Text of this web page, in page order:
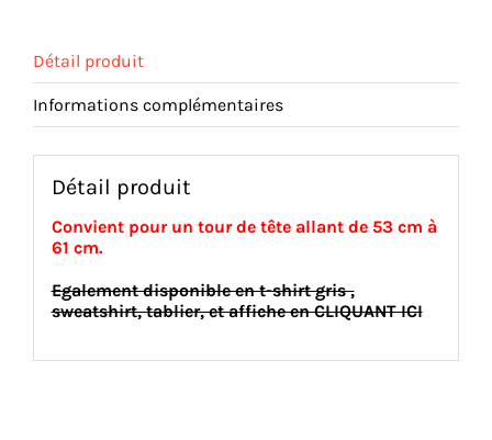
Détail produit
Informations complémentaires
Détail produit
Convient pour un tour de tête allant de 53 cm à
61 cm.
Egalement disponible en t-shirt gris ,
sweatshirt, tablier, et affiche en CLIQUANT ICI